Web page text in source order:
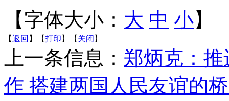
【字体大小： 大 中 小】
【返回 】【打印 】【 关闭 】
上一条信息： 郑炳克：
作 搭建两国人民友谊的